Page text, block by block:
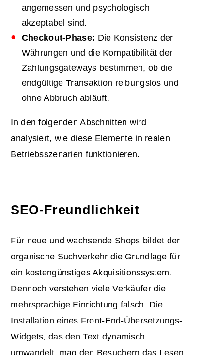
angemessen und psychologisch
akzeptabel sind.
Checkout-Phase: Die Konsistenz der
Währungen und die Kompatibilität der
Zahlungsgateways bestimmen, ob die
endgültige Transaktion reibungslos und
ohne Abbruch abläuft.
In den folgenden Abschnitten wird
analysiert, wie diese Elemente in realen
Betriebsszenarien funktionieren.
SEO-Freundlichkeit
Für neue und wachsende Shops bildet der
organische Suchverkehr die Grundlage für
ein kostengünstiges Akquisitionssystem.
Dennoch verstehen viele Verkäufer die
mehrsprachige Einrichtung falsch. Die
Installation eines Front-End-Übersetzungs-
Widgets, das den Text dynamisch
umwandelt, mag den Besuchern das Lesen